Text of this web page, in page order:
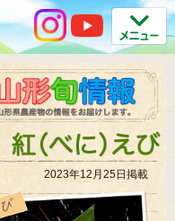
2023年12月25日掲載